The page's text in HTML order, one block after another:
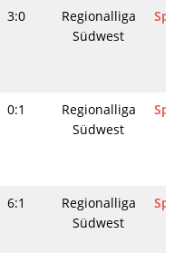
3:0
Regionalliga
Südwest
0:1
Regionalliga
Südwest
6:1
Regionalliga
Südwest